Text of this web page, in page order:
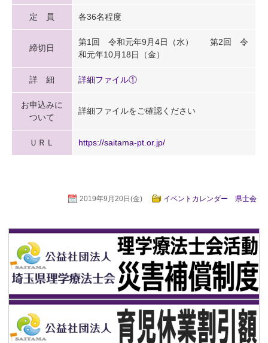
定 員 各36名程度
締切日
第1回 令和元年9月4日（水） 第2回 令
和元年10月18日（金）
詳 細 詳細ファイル①
お申込みに
ついて
詳細ファイルをご確認ください
ＵＲＬ https://saitama-pt.or.jp/
2019年9月20日(金) イベントカレンダー 県士会